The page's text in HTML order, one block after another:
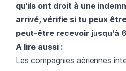
qu'ils ont droit à une
arrivé, vérifie si tu peux
peut-être recevoir jusqu'à
A lire aussi :
Les compagnies aériennes